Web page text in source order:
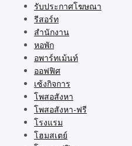
รับประกาศโฆษณา
รีสอร์ท
สำนักงาน
หอพัก
อพาร์ทเม้นท์
ออฟฟิศ
เซ้งกิจการ
โพสอสังหา
โพสอสังหา-ฟรี
โรงแรม
โฮมสเตย์